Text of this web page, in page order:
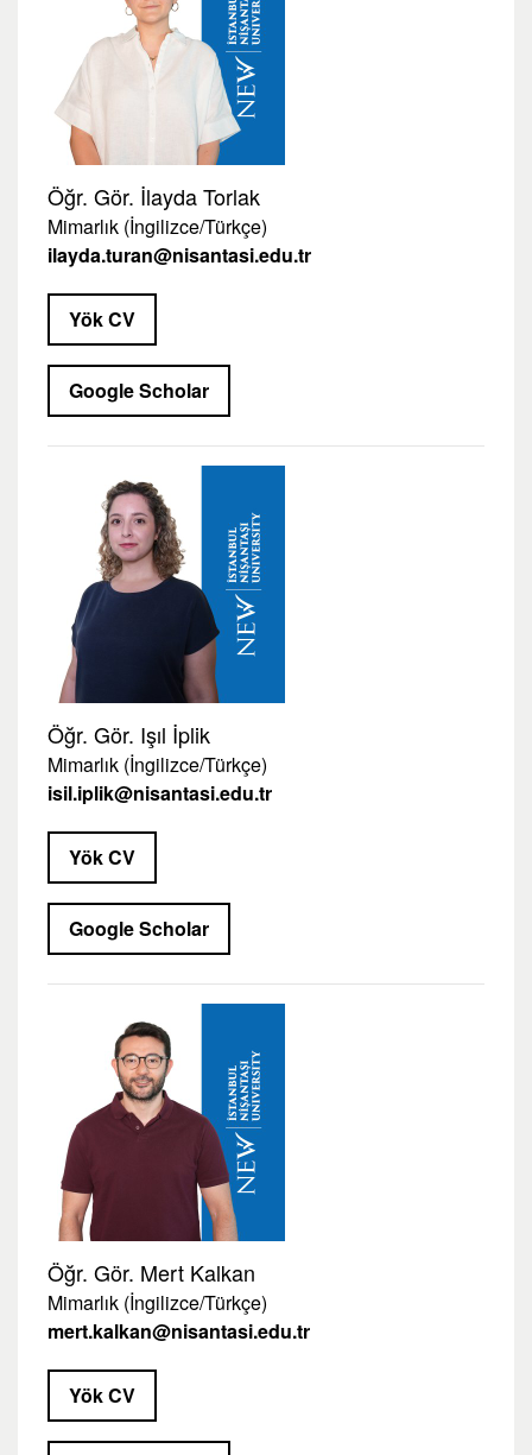
Öğr. Gör. İlayda Torlak
Mimarlık (İngilizce/Türkçe)
ilayda.turan@nisantasi.edu.tr
Yök CV
Google Scholar
Öğr. Gör. Işıl İplik
Mimarlık (İngilizce/Türkçe)
isil.iplik@nisantasi.edu.tr
Yök CV
Google Scholar
Öğr. Gör. Mert Kalkan
Mimarlık (İngilizce/Türkçe)
mert.kalkan@nisantasi.edu.tr
Yök CV